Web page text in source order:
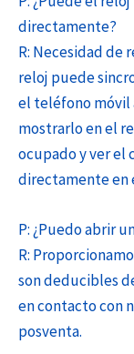
directamente?
R: Necesidad de
reloj puede
el teléfono móvil
mostrarlo en el
ocupado y ver el
directamente en
P: ¿Puedo abrir
R:
son deducibles
en contacto con
posventa.